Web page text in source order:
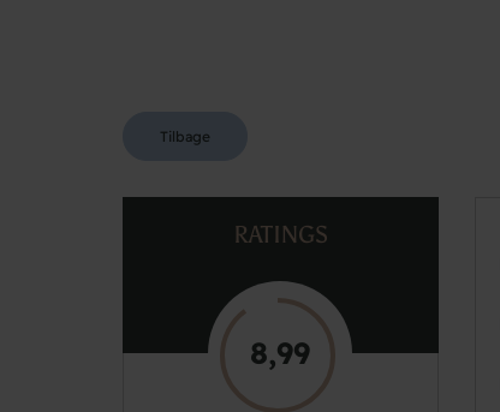
Tilbage
RATINGS
8,99